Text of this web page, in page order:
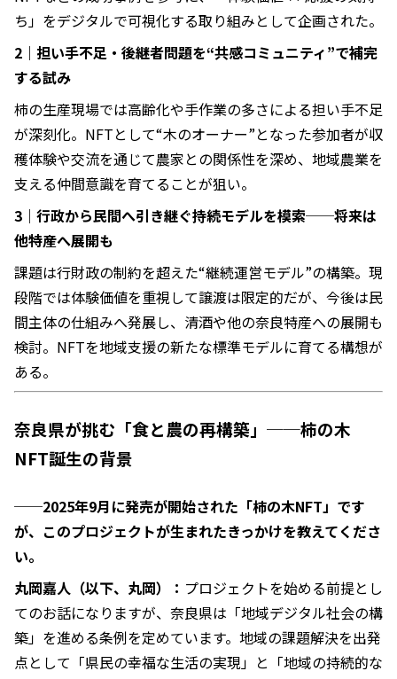
ち」をデジタルで可視化する取り組みとして企画された。
2｜担い手不足・後継者問題を“共感コミュニティ”で補完
する試み
柿の生産現場では高齢化や手作業の多さによる担い手不足
が深刻化。NFTとして“木のオーナー”となった参加者が収
穫体験や交流を通じて農家との関係性を深め、地域農業を
支える仲間意識を育てることが狙い。
3｜行政から民間へ引き継ぐ持続モデルを模索──将来は
他特産へ展開も
課題は行財政の制約を超えた“継続運営モデル”の構築。現
段階では体験価値を重視して譲渡は限定的だが、今後は民
間主体の仕組みへ発展し、清酒や他の奈良特産への展開も
検討。NFTを地域支援の新たな標準モデルに育てる構想が
ある。
奈良県が挑む「食と農の再構築」──柿の木
NFT誕生の背景
──2025年9月に発売が開始された「柿の木NFT」です
が、このプロジェクトが生まれたきっかけを教えてくださ
い。
丸岡嘉人（以下、丸岡）： プロジェクトを始める前提とし
てのお話になりますが、奈良県は「地域デジタル社会の構
築」を進める条例を定めています。地域の課題解決を出発
点として「県民の幸福な生活の実現」と「地域の持続的な